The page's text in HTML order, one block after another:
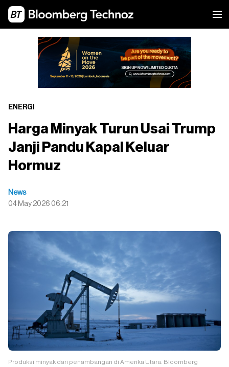
ENERGI
Harga Minyak Turun Usai Trump
Janji Pandu Kapal Keluar
Hormuz
News
04 May 2026 06:21
Produksi minyak dari penambangan di Amerika Utara. Bloomberg